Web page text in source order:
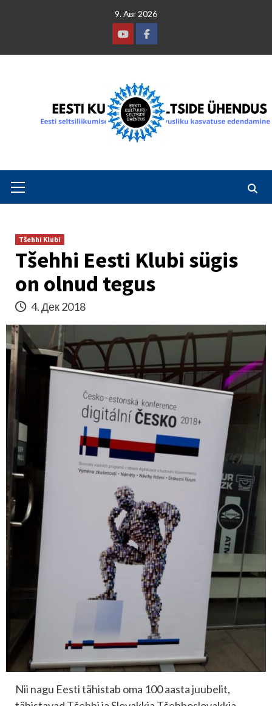
9. Авг 2026
YoutubeFacebook
Menu
Tšehhi Klubi
Tšehhi Eesti Klubi sügis
on olnud tegus
4. Дек 2018
Nii nagu Eesti tähistab oma 100 aasta juubelit,